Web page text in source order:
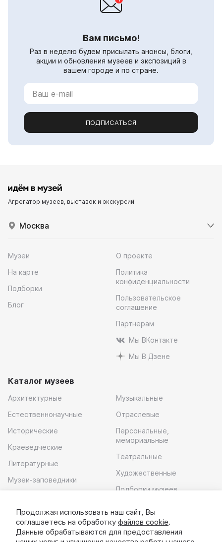
Вам письмо!
Раз в неделю будем присылать анонсы, блоги,
акции и обновления музеев и экспозиций в
вашем городе и по стране.
ПОДПИСАТЬСЯ
Агрегатор музеев, выставок и экскурсий
Москва
Музеи
На карте
Подборки
Блог
О проекте
Политика
конфиденциальности
Пользовательское
соглашение
Партнерам
Мы ВКонтакте
Мы В Дзене
Каталог музеев
Архитектурные
Естественнонаучные
Исторические
Краеведческие
Литературные
Музеи-заповедники
Музыкальные
Отраслевые
Персональные,
мемориальные
Театральные
Художественные
Подборки музеев
Скачать приложение
Продолжая использовать наш сайт, Вы
соглашаетесь на обработку файлов cookie.
Данные обрабатываются для предоставления